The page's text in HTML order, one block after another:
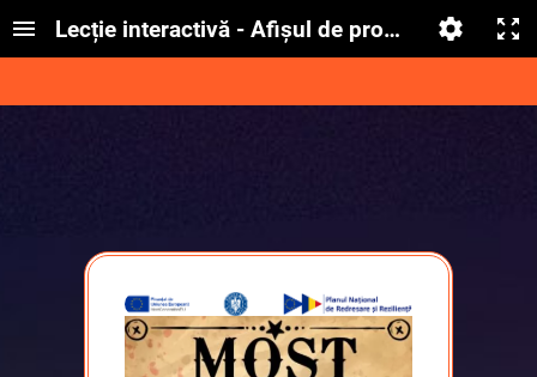
Lecție interactivă - Afișul de promovare